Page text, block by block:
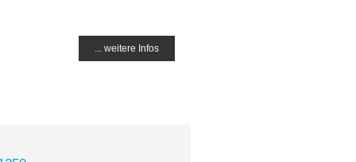
... weitere Infos